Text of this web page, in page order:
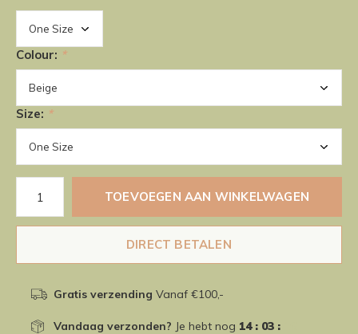
Colour: *
Size: *
TOEVOEGEN AAN WINKELWAGEN
DIRECT BETALEN
Gratis verzending Vanaf €100,-
Vandaag verzonden? Je hebt nog 14 : 03 :